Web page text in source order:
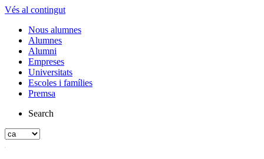
Vés al contingut
Nous alumnes
Alumnes
Alumni
Empreses
Universitats
Escoles i famílies
Premsa
Search